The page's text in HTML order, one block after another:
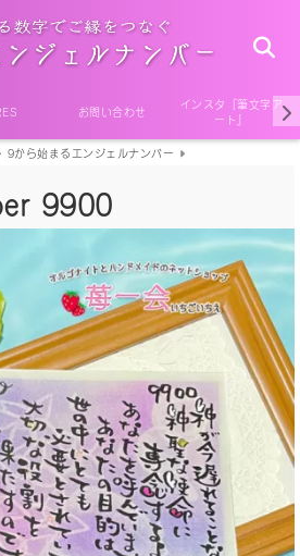
お問い合わせ
インスタ『筆文字ア
ート』
9から始まるエンジェルナンバー
9900